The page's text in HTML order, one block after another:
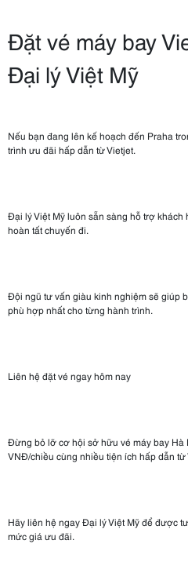
Đặt vé máy bay
Đại lý Việt Mỹ
Nếu bạn đang lên kế hoạch đến Praha
trình ưu đãi hấp dẫn từ Vietjet.
Đại lý Việt Mỹ luôn sẵn sàng hỗ trợ
hoàn tất chuyến đi.
Đội ngũ tư vấn giàu kinh nghiệm sẽ giúp
phù hợp nhất cho từng hành trình.
Liên hệ đặt vé ngay hôm nay
Đừng bỏ lỡ cơ hội sở hữu vé máy bay Hà
VNĐ/chiều cùng nhiều tiện ích hấp dẫn từ
Hãy liên hệ ngay Đại lý Việt Mỹ để được
mức giá ưu đãi.